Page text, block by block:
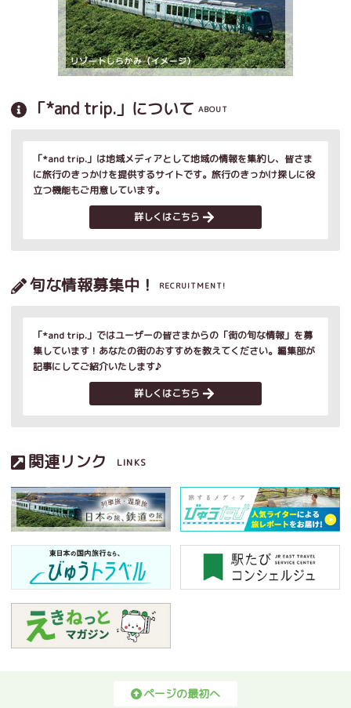
「*and trip.」について ABOUT
「*and trip.」は地域メディアとして地域の情報を集約し、皆さま
に旅行のきっかけを提供するサイトです。旅行のきっかけ探しに役
立つ機能もご用意しています。
詳しくはこちら
旬な情報募集中！ RECRUITMENT!
「*and trip.」ではユーザーの皆さまからの「街の旬な情報」を募
集しています！あなたの街のおすすめを教えてください。編集部が
記事にしてご紹介いたします♪
詳しくはこちら
関連リンク LINKS
ページの最初へ